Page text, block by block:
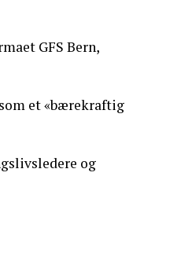
GFS Bern,
et «bærekraftig
og